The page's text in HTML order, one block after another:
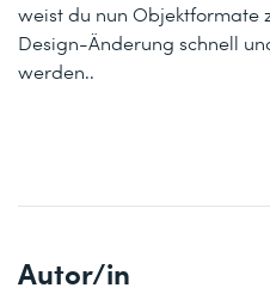
weist du nun Objektformate
Design-Änderung schnell
werden..
Autor/in